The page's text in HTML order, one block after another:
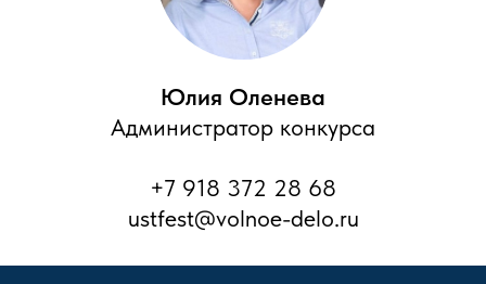
Юлия Оленева
Администратор конкурса
+7 918 372 28 68
ustfest@volnoe-delo.ru